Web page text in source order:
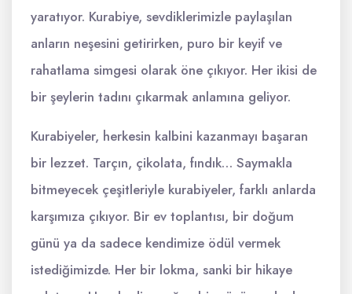
yaratıyor. Kurabiye, sevdiklerimizle paylaşılan
anların neşesini getirirken, puro bir keyif ve
rahatlama simgesi olarak öne çıkıyor. Her ikisi de
bir şeylerin tadını çıkarmak anlamına geliyor.
Kurabiyeler, herkesin kalbini kazanmayı başaran
bir lezzet. Tarçın, çikolata, fındık… Saymakla
bitmeyecek çeşitleriyle kurabiyeler, farklı anlarda
karşımıza çıkıyor. Bir ev toplantısı, bir doğum
günü ya da sadece kendimize ödül vermek
istediğimizde. Her bir lokma, sanki bir hikaye